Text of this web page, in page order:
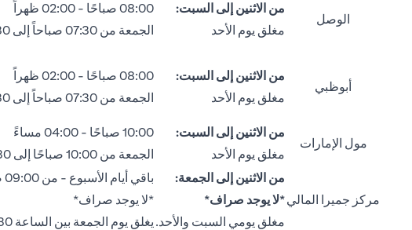
الوصل
من الاثنين إلى السبت:
مغلق يوم الأحد
08:00 صباحًا - 02:00 ظهراً
الجمعة من 07:30 صباحاً إلى 12:30 ظهراً
أبوظبي
من الاثنين إلى السبت:
مغلق يوم الأحد
08:00 صباحًا - 02:00 ظهراً
الجمعة من 07:30 صباحاً إلى 12:30 ظهراً
مول الإمارات
من الاثنين إلى السبت:
مغلق يوم الأحد
10:00 صباحًا - 04:00 مساءً
الجمعة من 10:00 صباحًا إلى 12:30 ظهراً ومن 02:00 ظهراً إلى 04:30 مساءً.
مركز جميرا المالي
من الاثنين إلى الجمعة:
*لا يوجد صراف*
مغلق يومي السبت والأحد.
باقي أيام الأسبوع - من 09:00 صباحًا إلى 05:00 مساءً
*لا يوجد صراف*
يغلق يوم الجمعة بين الساعة 12:30 ظهراً – 02:30 ظهراً للصلاة.